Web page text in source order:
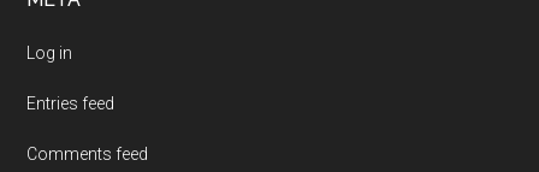
Log in
Entries feed
Comments feed